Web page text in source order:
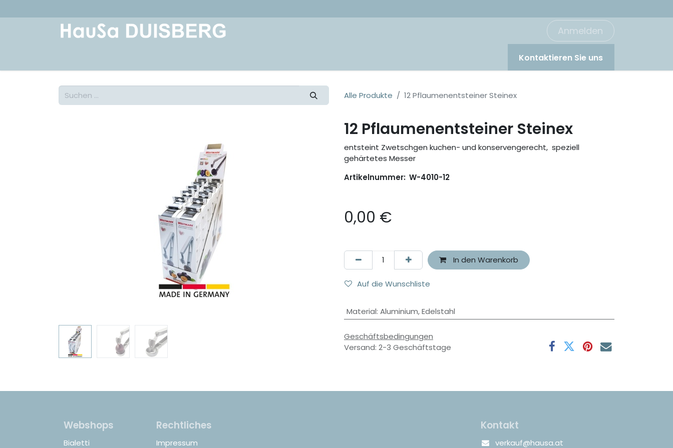
Anmelden
Kontaktieren Sie uns
Alle Produkte 12 Pflaumenentsteiner Steinex
12 Pflaumenentsteiner Steinex
entsteint Zwetschgen kuchen- und konservengerecht, speziell
gehärtetes Messer
Artikelnummer: W-4010-12
0,00 €
In den Warenkorb
Auf die Wunschliste
Material: Aluminium,Edelstahl
Geschäftsbedingungen
Versand: 2-3 Geschäftstage
Webshops
Bialetti
Rechtliches
Impressum
Kontakt
verkauf@hausa.at